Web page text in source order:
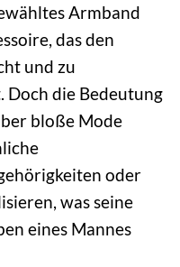
Armband
das den
und zu
Doch die Bedeutung
bloße Mode
oder
was seine
eines Mannes